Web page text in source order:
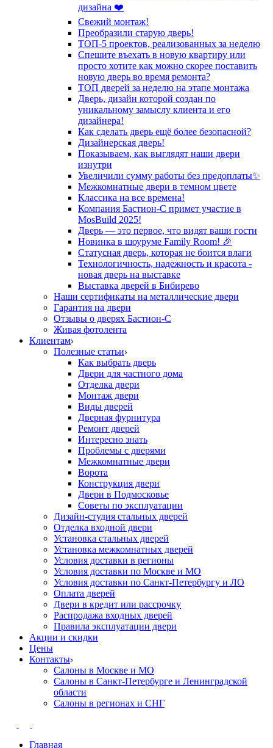
дизайна ❤️
Свежий монтаж!
Преобразили старую дверь!
ТОП-5 проектов, реализованных за неделю
Спешите въехать в новую квартиру или
просто хотите как можно скорее поставить
новую дверь во время ремонта?
ТОП дверей за неделю на этапе монтажа
Дверь, дизайн которой создан по
уникальному замыслу клиента и его
дизайнера!
Как сделать дверь ещё более безопасной?
Дизайнерская дверь!
Показываем, как выглядят наши двери
изнутри
Увеличили сумму работы без предоплаты✨
Межкомнатные двери в темном цвете
Классика на все времена!
Компания Бастион-С примет участие в
MosBuild 2025!
Дверь — это первое, что видят ваши гости
Новинка в шоуруме Family Room! 🎉
Статусная дверь, которая не боится влаги
Технологичность, надежность и красота -
новая дверь на выставке
Выставка дверей в Бибирево
Наши сертификаты на металлические двери
Гарантия на двери
Отзывы о дверях Бастион-С
Живая фотолента
Клиентам
Полезные статьи
Как выбрать дверь
Двери для частного дома
Отделка двери
Монтаж двери
Виды дверей
Дверная фурнитура
Ремонт дверей
Интересно знать
Проблемы с дверями
Межкомнатные двери
Ворота
Конструкция двери
Двери в Подмосковье
Cоветы по эксплуатации
Дизайн-студия стальных дверей
Отделка входной двери
Установка стальных дверей
Установка межкомнатных дверей
Условия доставки в регионы
Условия доставки по Москве и МО
Условия доставки по Санкт-Петербургу и ЛО
Оплата дверей
Двери в кредит или рассрочку
Распродажа входных дверей
Правила эксплуатации двери
Акции и скидки
Цены
Контакты
Салоны в Москве и МО
Салоны в Санкт-Петербурге и Ленинградской
области
Салоны в регионах и СНГ
Главная